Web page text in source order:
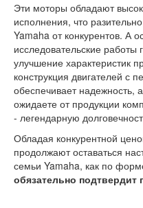
Эти моторы обладают
исполнения, что
Yamaha от конкурентов. А
исследовательские работы
улучшение характеристик
конструкция двигателей с
обеспечивает надежность,
ожидаете от продукции
- легендарную
Обладая конкурентной
продолжают оставаться
семьи Yamaha, как по
обязательно